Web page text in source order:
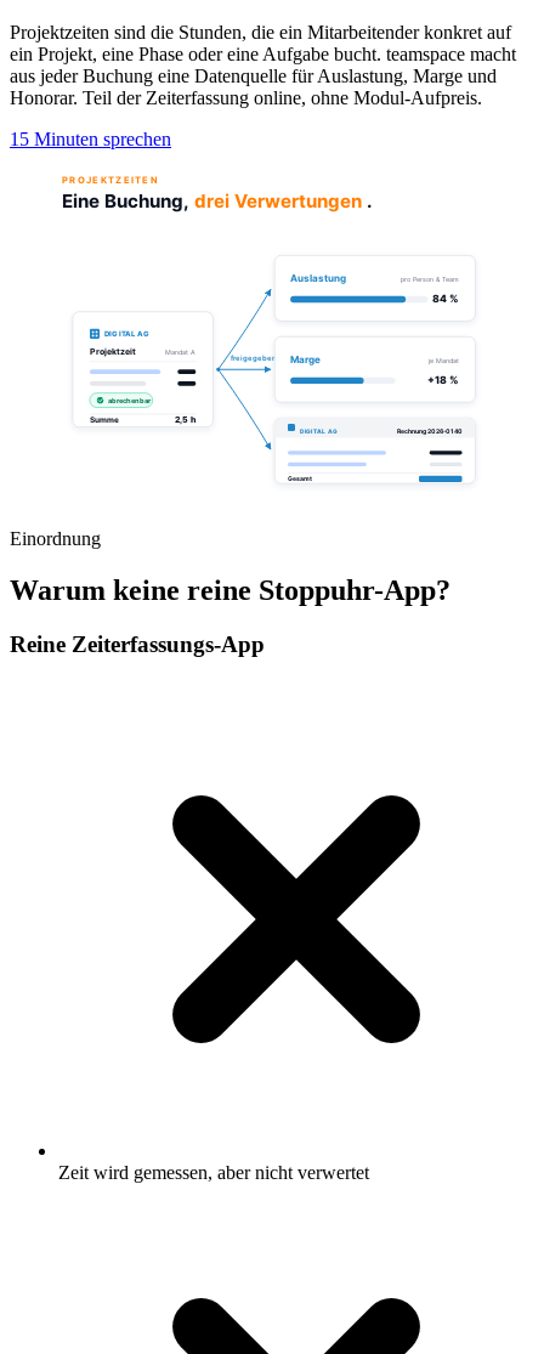
Projektzeiten sind die Stunden, die ein Mitarbeitender konkret auf
ein Projekt, eine Phase oder eine Aufgabe bucht. teamspace macht
aus jeder Buchung eine Datenquelle für Auslastung, Marge und
Honorar. Teil der Zeiterfassung online, ohne Modul-Aufpreis.
15 Minuten sprechen
Einordnung
Warum keine reine Stoppuhr-App?
Reine Zeiterfassungs-App
Zeit wird gemessen, aber nicht verwertet